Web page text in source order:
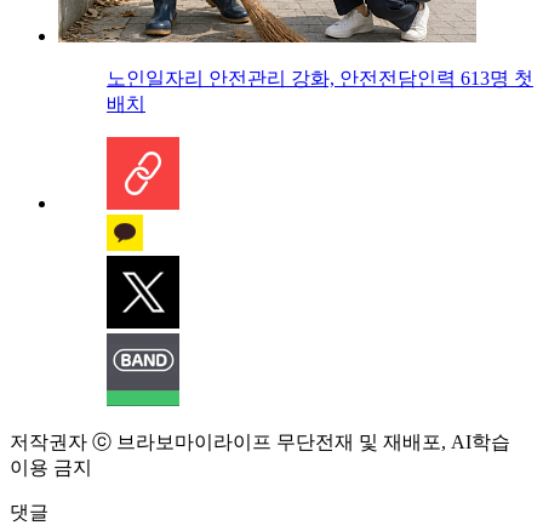
노인일자리 안전관리 강화, 안전전담인력 613명 첫
배치
저작권자 ⓒ 브라보마이라이프 무단전재 및 재배포, AI학습
이용 금지
댓글